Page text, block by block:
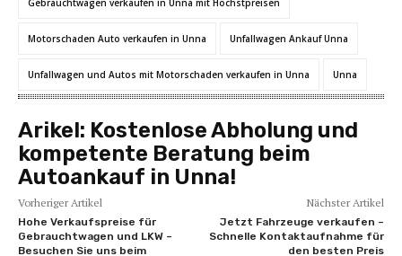
Motorschaden Auto verkaufen in Unna Unfallwagen Ankauf Unna
Unfallwagen und Autos mit Motorschaden verkaufen in Unna Unna
Arikel: Kostenlose Abholung und
kompetente Beratung beim
Autoankauf in Unna!
Vorheriger Artikel
Hohe Verkaufspreise für
Gebrauchtwagen und LKW –
Besuchen Sie uns beim
Nächster Artikel
Jetzt Fahrzeuge verkaufen –
Schnelle Kontaktaufnahme für
den besten Preis